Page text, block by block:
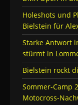
Holeshots und
Bielstein für
Starke Antwort
stürmt in
Bielstein rockt
Sommer-Camp
Motocross-